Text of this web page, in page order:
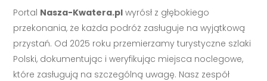
Portal Nasza-Kwatera.pl wyrósł z głębokiego
przekonania, że każda podróż zasługuje na wyjątkową
przystań. Od 2025 roku przemierzamy turystyczne szlaki
Polski, dokumentując i weryfikując miejsca noclegowe,
które zasługują na szczególną uwagę. Nasz zespół